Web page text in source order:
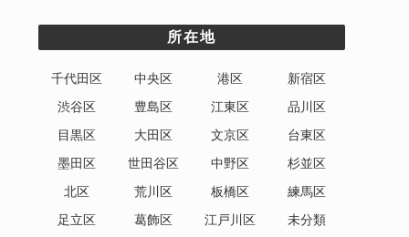
所在地
千代田区 中央区 港区
新宿区
渋谷区
豊島区 江東区
品川区
目黒区
大田区 文京区
台東区
墨田区
世田谷区 中野区
杉並区
北区
荒川区 板橋区
練馬区
足立区
葛飾区 江戸川区 未分類